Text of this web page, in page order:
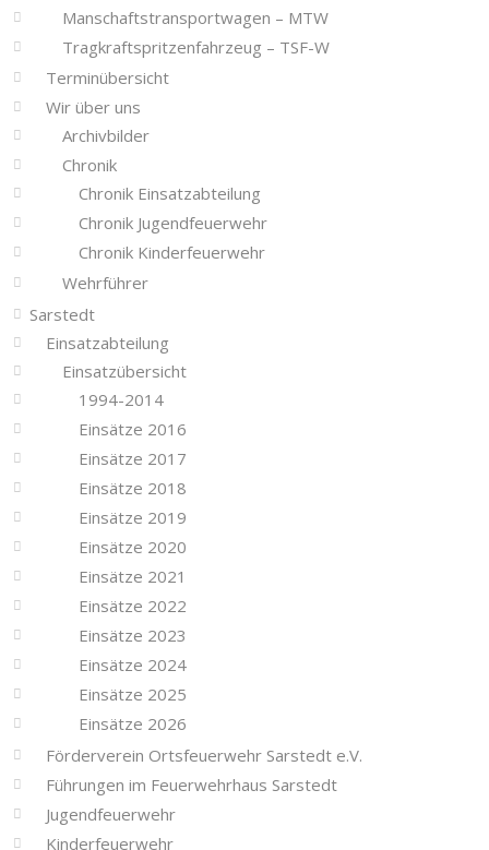
Manschaftstransportwagen – MTW
Tragkraftspritzenfahrzeug – TSF-W
Terminübersicht
Wir über uns
Archivbilder
Chronik
Chronik Einsatzabteilung
Chronik Jugendfeuerwehr
Chronik Kinderfeuerwehr
Wehrführer
Sarstedt
Einsatzabteilung
Einsatzübersicht
1994-2014
Einsätze 2016
Einsätze 2017
Einsätze 2018
Einsätze 2019
Einsätze 2020
Einsätze 2021
Einsätze 2022
Einsätze 2023
Einsätze 2024
Einsätze 2025
Einsätze 2026
Förderverein Ortsfeuerwehr Sarstedt e.V.
Führungen im Feuerwehrhaus Sarstedt
Jugendfeuerwehr
Kinderfeuerwehr